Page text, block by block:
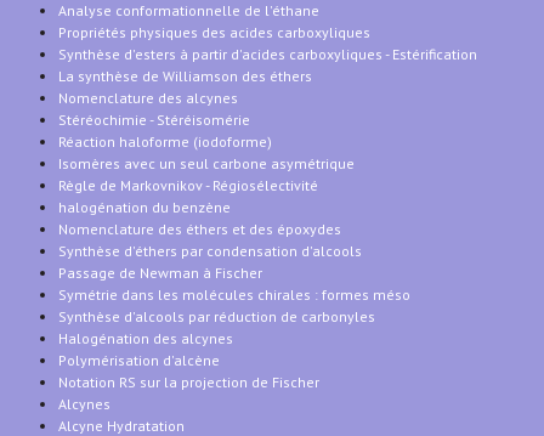
Analyse conformationnelle de l'éthane
Propriétés physiques des acides carboxyliques
Synthèse d'esters à partir d'acides carboxyliques - Estérification
La synthèse de Williamson des éthers
Nomenclature des alcynes
Stéréochimie - Stéréisomérie
Réaction haloforme (iodoforme)
Isomères avec un seul carbone asymétrique
Règle de Markovnikov - Régiosélectivité
halogénation du benzène
Nomenclature des éthers et des époxydes
Synthèse d'éthers par condensation d'alcools
Passage de Newman à Fischer
Symétrie dans les molécules chirales : formes méso
Synthèse d'alcools par réduction de carbonyles
Halogénation des alcynes
Polymérisation d'alcène
Notation RS sur la projection de Fischer
Alcynes
Alcyne Hydratation